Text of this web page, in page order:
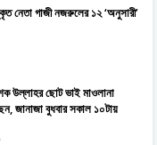
নেতা গাজী নজরুলের ১২ ‘অনুসারী’
উল্লাহর ছোট ভাই মাওলানা
জানাজা বুধবার সকাল ১০টায়